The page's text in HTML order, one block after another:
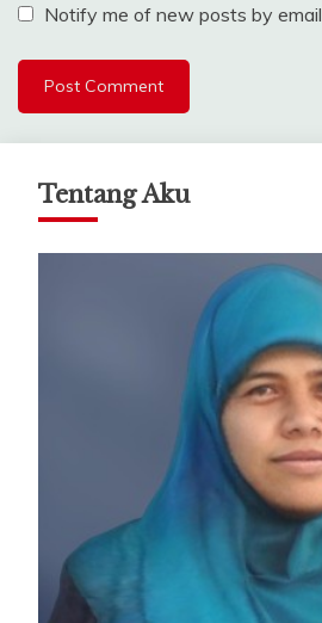
Notify me of new posts by email.
Tentang Aku